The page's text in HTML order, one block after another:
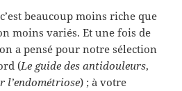
beaucoup moins riche que
moins variés. Et une fois de
a pensé pour notre sélection
(Le guide des antidouleurs,
l’endométriose) ; à votre